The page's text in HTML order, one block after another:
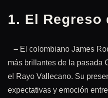
1. El Regreso
– El colombiano James
más brillantes de la pasada
el Rayo Vallecano. Su
expectativas y emoción